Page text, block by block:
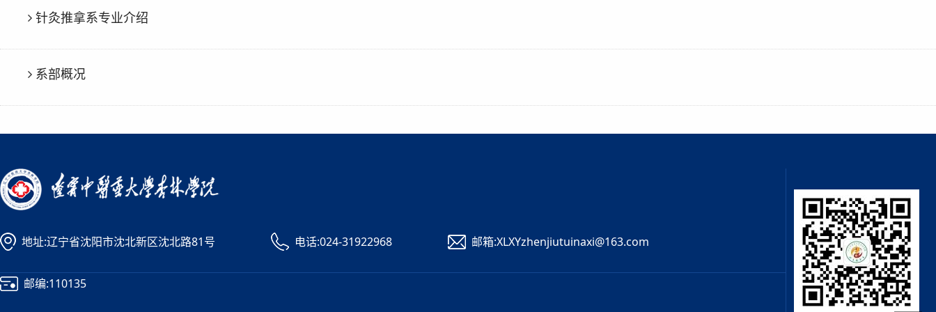
针灸推拿系专业介绍
系部概况
地址:辽宁省沈阳市沈北新区沈北路81号 电话:024-31922968 邮箱:XLXYzhenjiutuinaxi@163.com
邮编:110135